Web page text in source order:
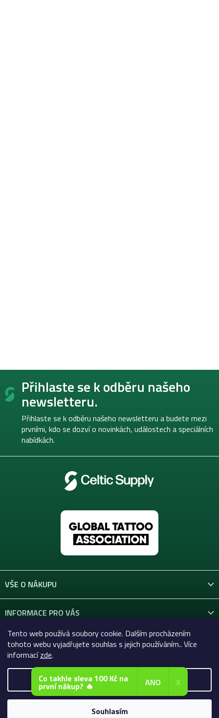
Tento web používá soubory cookie. Dalším procházením
tohoto webu vyjadřujete souhlas s jejich používáním.. Více
informacízde.
Nastavení
Souhlasím
Z
Přihlaste se k odběru našeho
newsletteru.
Přihlaste se k odběru našeho newsletteru a budete mezi
prvními, kdo se dozví o novinkách, událostech a speciálních
nabídkách.
VŠE O NÁKUPU
INFORMACE PRO VÁS
KONTAKT
Copyright 2026Celtic-Supply.cz | Vše pro tetování a
permanentní makeup. Všechna práva vyhrazena.
Co takhle sleva 100 Kč na
první nákup? 🔥 ANO X